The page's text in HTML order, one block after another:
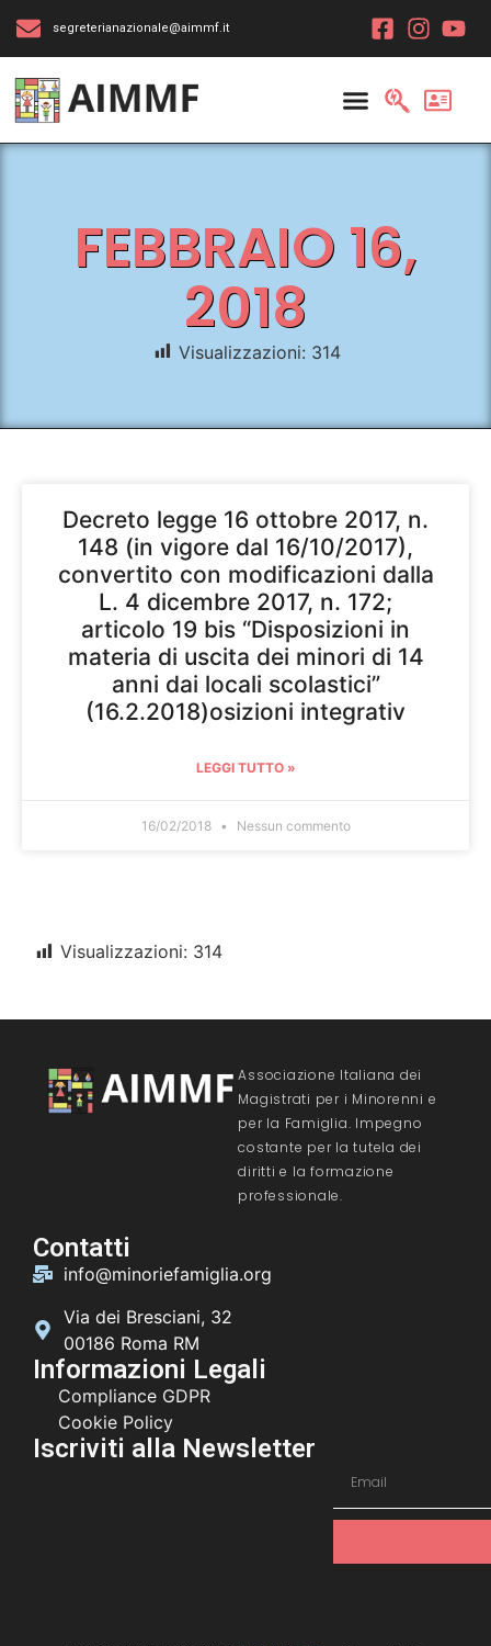
segreterianazionale@aimmf.it
FEBBRAIO 16,
2018
Visualizzazioni: 314
Decreto legge 16 ottobre 2017, n.
148 (in vigore dal 16/10/2017),
convertito con modificazioni dalla
L. 4 dicembre 2017, n. 172;
articolo 19 bis “Disposizioni in
materia di uscita dei minori di 14
anni dai locali scolastici”
(16.2.2018)osizioni integrativ
LEGGI TUTTO »
16/02/2018 Nessun commento
Visualizzazioni: 314
Associazione Italiana dei
Magistrati per i Minorenni e
per la Famiglia. Impegno
costante per la tutela dei
diritti e la formazione
professionale.
Contatti
info@minoriefamiglia.org
Via dei Bresciani, 32
00186 Roma RM
Informazioni Legali
Compliance GDPR
Cookie Policy
Iscriviti alla Newsletter